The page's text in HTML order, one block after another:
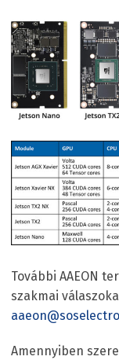
További AAEON
szakmai
Amennyiben